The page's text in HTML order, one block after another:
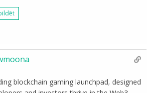
blockchain gaming launchpad, designed